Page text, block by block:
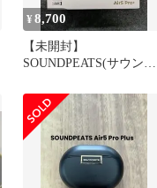
¥8,700
【未開封】
SOUNDPEATS(サウンド